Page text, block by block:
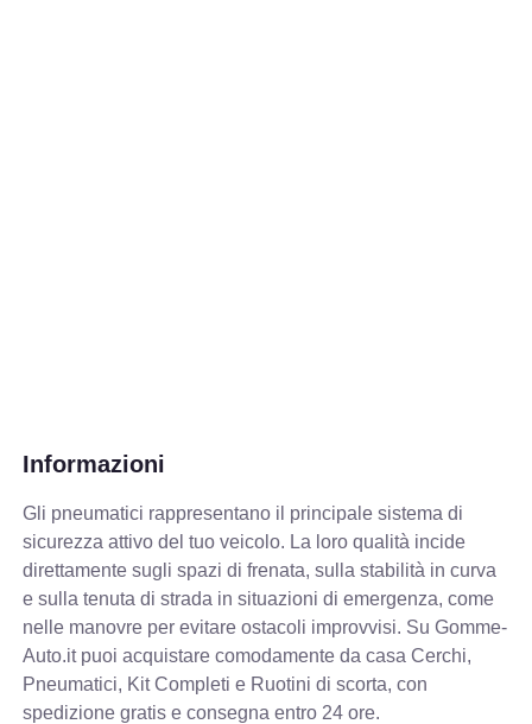
Informazioni
Gli pneumatici rappresentano il principale sistema di
sicurezza attivo del tuo veicolo. La loro qualità incide
direttamente sugli spazi di frenata, sulla stabilità in curva
e sulla tenuta di strada in situazioni di emergenza, come
nelle manovre per evitare ostacoli improvvisi. Su Gomme-
Auto.it puoi acquistare comodamente da casa Cerchi,
Pneumatici, Kit Completi e Ruotini di scorta, con
spedizione gratis e consegna entro 24 ore.